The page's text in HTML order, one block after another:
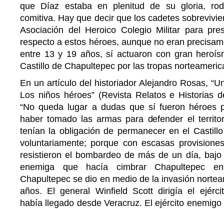
que Díaz estaba en plenitud de su gloria,
comitiva. Hay que decir que los cadetes
Asociación del Heroico Colegio Militar para
respecto a estos héroes, aunque no eran
entre 13 y 19 años, sí actuaron con gran
Castillo de Chapultepec por las tropas
En un artículo del historiador Alejandro Rosas,
Los niños héroes” (Revista Relatos e Historias
“No queda lugar a dudas que sí fueron héroes
haber tomado las armas para defender el
tenían la obligación de permanecer en el
voluntariamente; porque con escasas
resistieron el bombardeo de más de un día,
enemiga que hacía cimbrar Chapultepec
Chapultepec se dio en medio de la invasión
años. El general Winfield Scott dirigía el
había llegado desde Veracruz. El ejército